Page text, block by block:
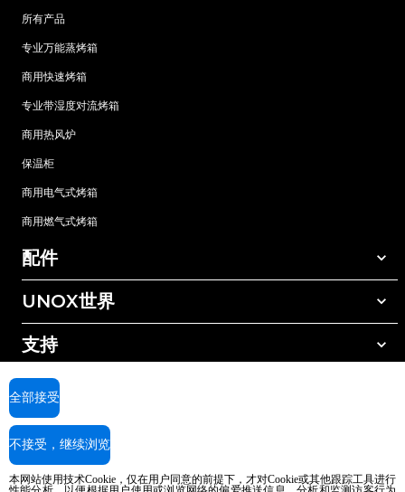
所有产品
专业万能蒸烤箱
商用快速烤箱
专业带湿度对流烤箱
商用热风炉
保温柜
商用电气式烤箱
商用燃气式烤箱
配件
所有配件
手动清洗清洁剂
树脂过滤水处理
反渗透水处理
UNOX世界
我们在全球的办事处
支持
UNOX质保
查找经销商
查找服务中心
版权所有2026 UNOX SpA保留所有权利。Reg.Imp.Padova n°04230750285 -
AI Content Disclaimer
本网站使用技术Cookie，仅在用户同意的前提下，才对Cookie或其他跟踪工具进行
全部接受
不接受，继续浏览